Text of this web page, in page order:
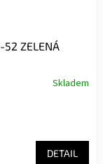
52 ZELENÁ
Skladem
DETAIL